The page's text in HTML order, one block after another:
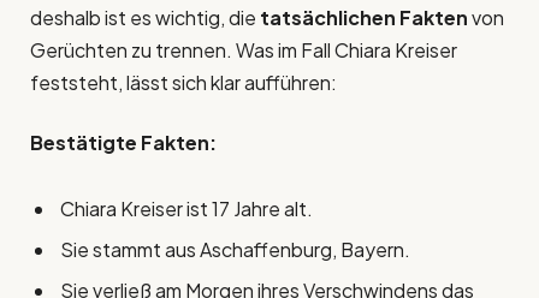
deshalb ist es wichtig, die tatsächlichen Faktenvon
Gerüchten zu trennen. Was im Fall Chiara Kreiser
feststeht, lässt sich klar aufführen:
Bestätigte Fakten:
Chiara Kreiser ist 17 Jahre alt.
Sie stammt aus Aschaffenburg, Bayern.
Sie verließ am Morgen ihres Verschwindens das